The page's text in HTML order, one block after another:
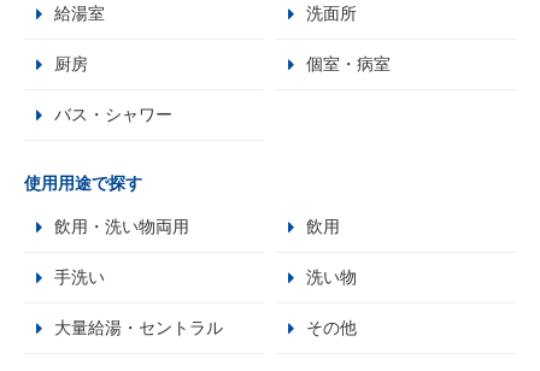
給湯室 洗面所
厨房 個室・病室
バス・シャワー
使用用途で探す
飲用・洗い物両用 飲用
手洗い 洗い物
大量給湯・セントラル その他